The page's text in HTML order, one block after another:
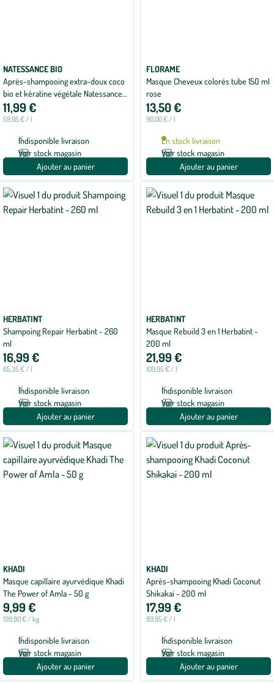
NATESSANCE BIO
Après-shampooing extra-doux coco
bio et kératine végétale Natessance -
200 ml
11,99 €
59,95 € / l
Indisponible livraison
Voir stock magasin
Ajouter au panier
FLORAME
Masque Cheveux colorés tube 150 ml
rose
13,50 €
90,00 € / l
En stock livraison
Voir stock magasin
Ajouter au panier
HERBATINT
Shampoing Repair Herbatint - 260
ml
16,99 €
65,35 € / l
Indisponible livraison
Voir stock magasin
Ajouter au panier
HERBATINT
Masque Rebuild 3 en 1 Herbatint -
200 ml
21,99 €
109,95 € / l
Indisponible livraison
Voir stock magasin
Ajouter au panier
KHADI
Masque capillaire ayurvédique Khadi
The Power of Amla - 50 g
9,99 €
199,80 € / kg
Indisponible livraison
Voir stock magasin
Ajouter au panier
KHADI
Après-shampooing Khadi Coconut
Shikakai - 200 ml
17,99 €
89,95 € / l
Indisponible livraison
Voir stock magasin
Ajouter au panier